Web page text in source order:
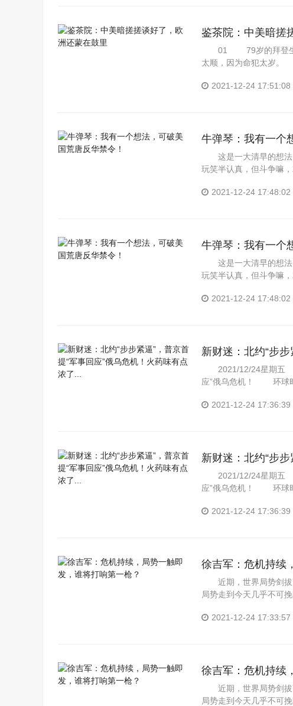
鉴茶院：中美暗搓
01 79岁的拜登生于
太顺，因为命犯太岁
2021-12-24 17:51:08
牛弹琴：我有一个
这是一大清早的想法
玩笑半认真，但斗争嘛
2021-12-24 17:48:02
牛弹琴：我有一个
这是一大清早的想法
玩笑半认真，但斗争嘛
2021-12-24 17:48:02
新财迷：北约“步
点浓了...
2021/12/24星期五
应”俄乌危机！ 环球时
2021-12-24 17:36:39
新财迷：北约“步
点浓了...
2021/12/24星期五
应”俄乌危机！ 环球时
2021-12-24 17:36:39
徐吉军：危机持续
近期，世界局势剑拔
局势走到今天几乎不可
2021-12-24 17:33:57
徐吉军：危机持续
近期，世界局势剑拔
局势走到今天几乎不可